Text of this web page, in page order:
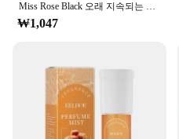
Miss Rose Black 오래 지속되는 아이 라이너 펜 메이크업, 24 시간 방수 젤 아이 섀도우 아이라이너 펜슬, Kajal 아이 쉬머 화장품
₩1,047